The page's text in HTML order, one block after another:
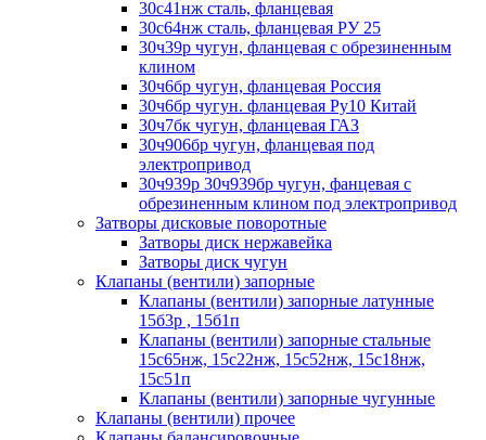
30с41нж сталь, фланцевая
30с64нж сталь, фланцевая РУ 25
30ч39р чугун, фланцевая с обрезиненным
клином
30ч6бр чугун, фланцевая Россия
30ч6бр чугун. фланцевая Ру10 Китай
30ч7бк чугун, фланцевая ГАЗ
30ч906бр чугун, фланцевая под
электропривод
30ч939р 30ч939бр чугун, фанцевая с
обрезиненным клином под электропривод
Затворы дисковые поворотные
Затворы диск нержавейка
Затворы диск чугун
Клапаны (вентили) запорные
Клапаны (вентили) запорные латунные
15б3р , 15б1п
Клапаны (вентили) запорные стальные
15с65нж, 15с22нж, 15с52нж, 15с18нж,
15с51п
Клапаны (вентили) запорные чугунные
Клапаны (вентили) прочее